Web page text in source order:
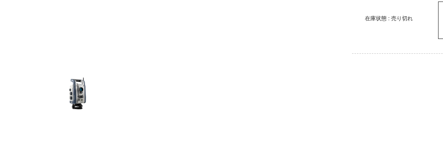
在庫状態 : 売り切れ